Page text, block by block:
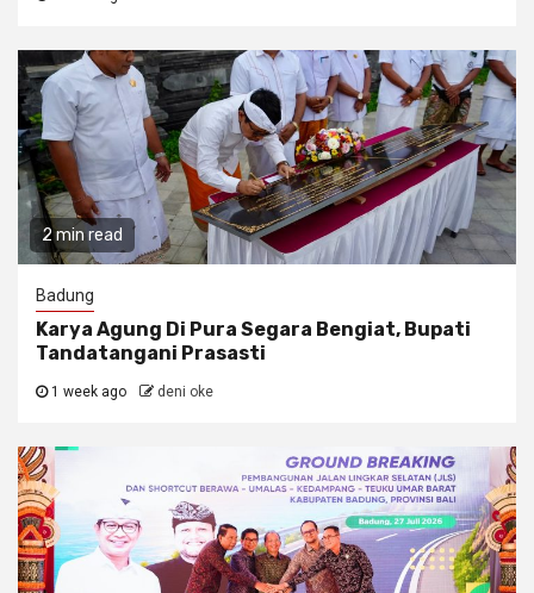
2 min read
Badung
Karya Agung Di Pura Segara Bengiat, Bupati
Tandatangani Prasasti
1 week ago deni oke